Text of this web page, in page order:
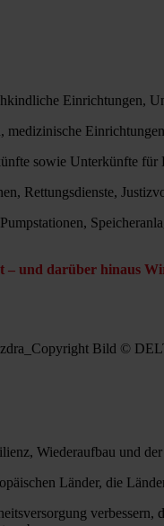
Einrichtungen,
sowie Unterkünfte
Rettungsdienste,
– und darüber hinaus
Wiederaufbau und
Länder, die